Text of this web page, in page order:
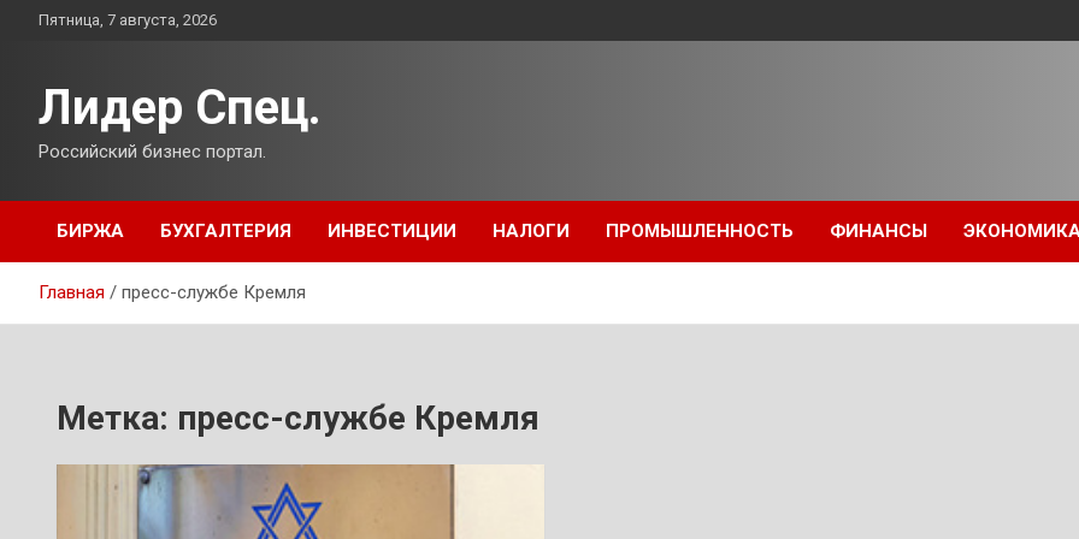
ПерейтиПятница, 7 августа, 2026
Лидер Спец.
Российский бизнес портал.
БИРЖА БУХГАЛТЕРИЯ ИНВЕСТИЦИИ НАЛОГИ ПРОМЫШЛЕННОСТЬ ФИНАНСЫ
Главная пресс-службе Кремля
Метка: пресс-службе Кремля